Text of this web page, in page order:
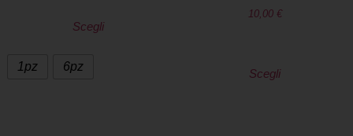
Scegli
1pz 6pz
10,00 €
Scegli